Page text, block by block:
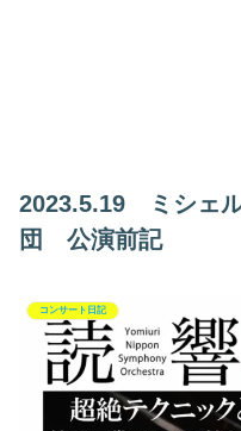
2023.5.19 ミシェ
団 公演前記
コンサート日記